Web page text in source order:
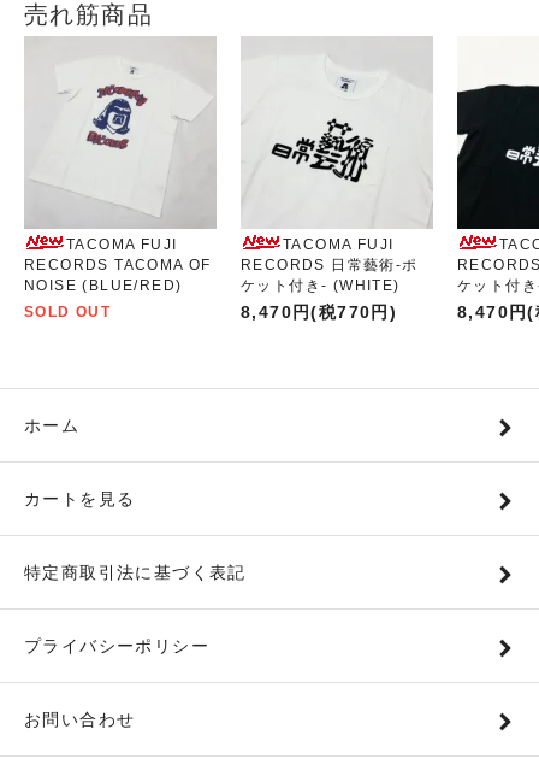
売れ筋商品
TACOMA FUJI
RECORDS TACOMA OF
NOISE (BLUE/RED)
SOLD OUT
TACOMA FUJI
RECORDS 日常藝術-ポ
ケット付き- (WHITE)
8,470円(税770円)
ケット付
8,470円(
ホーム
カートを見る
特定商取引法に基づく表記
プライバシーポリシー
お問い合わせ